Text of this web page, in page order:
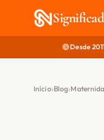
Desde
Início Blog